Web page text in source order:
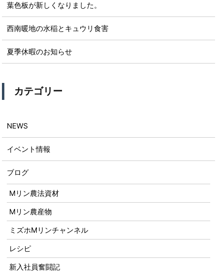
葉色板が新しくなりました。
西南暖地の水稲とキュウリ食害
夏季休暇のお知らせ
カテゴリー
NEWS
イベント情報
ブログ
Mリン農法資材
Mリン農産物
ミズホMリンチャンネル
レシピ
新入社員奮闘記